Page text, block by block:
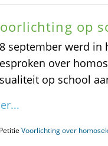
op
september werd
over
op school
Voorlichting over